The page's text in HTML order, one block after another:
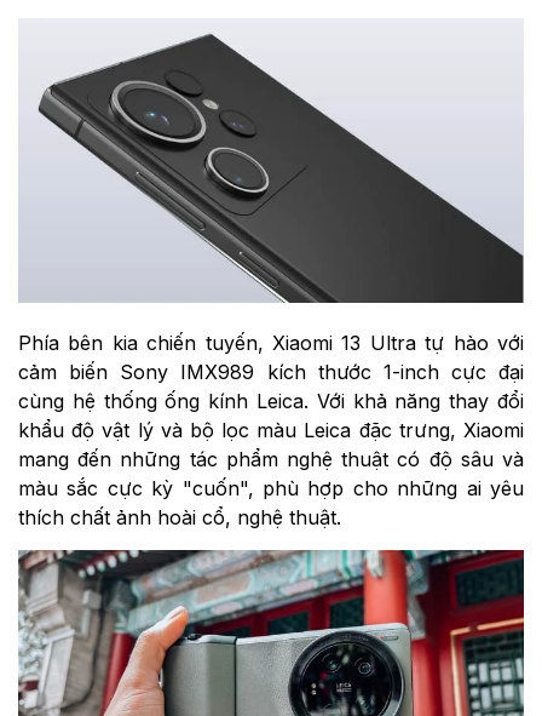
Phía bên kia chiến tuyến, Xiaomi 13 Ultra tự hào với
cảm biến Sony IMX989 kích thước 1-inch cực đại
cùng hệ thống ống kính Leica. Với khả năng thay đổi
khẩu độ vật lý và bộ lọc màu Leica đặc trưng, Xiaomi
mang đến những tác phẩm nghệ thuật có độ sâu và
màu sắc cực kỳ "cuốn", phù hợp cho những ai yêu
thích chất ảnh hoài cổ, nghệ thuật.